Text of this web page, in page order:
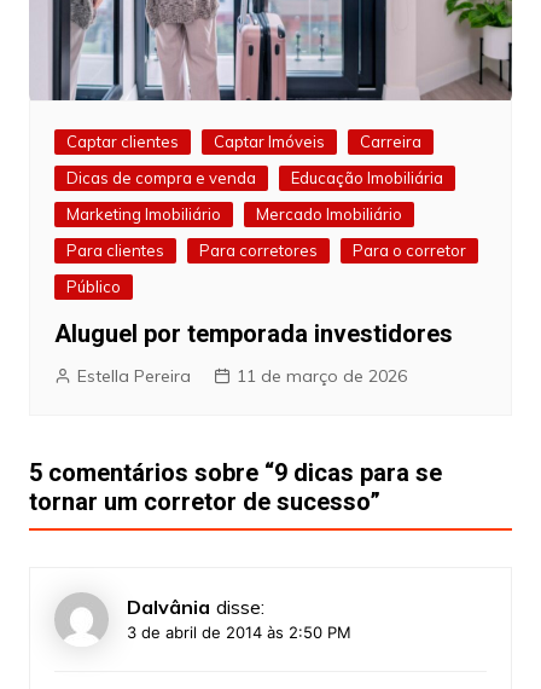
Captar clientes Captar Imóveis
Carreira
Dicas de compra e venda
Educação Imobiliária
Marketing Imobiliário
Mercado Imobiliário
Para clientes
Para corretores
Para o corretor
Público
Aluguel por temporada investidores
Estella Pereira 11 de março de 2026
5 comentários sobre “9 dicas para se
tornar um corretor de sucesso”
Dalvânia disse:
3 de abril de 2014 às 2:50 PM